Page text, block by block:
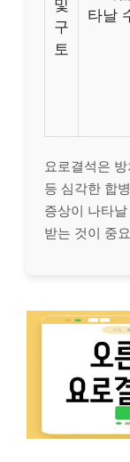
및
구
토
타날
요로결석은
등 심각한 합
증상이 나타
받는 것이 중